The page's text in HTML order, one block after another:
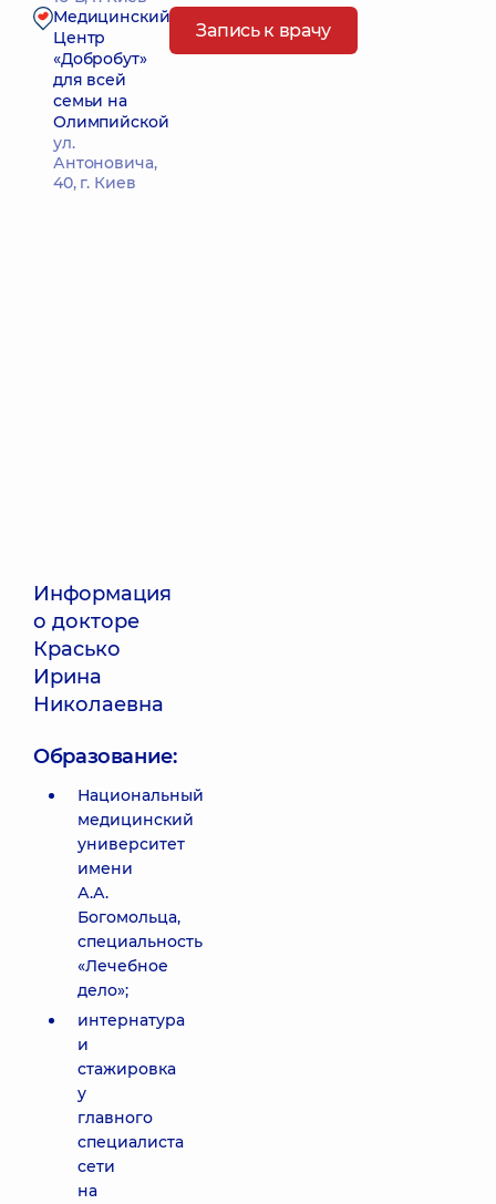
Медицинский
Центр
«Добробут»
для всей
семьи на
Олимпийской
ул.
Антоновича,
40, г. Киев
Запись к врачу
Информация
о докторе
Красько
Ирина
Николаевна
Образование:
Национальный
медицинский
университет
имени
А.А.
Богомольца,
специальность
«Лечебное
дело»;
интернатура
и
стажировка
у
главного
специалиста
сети
на